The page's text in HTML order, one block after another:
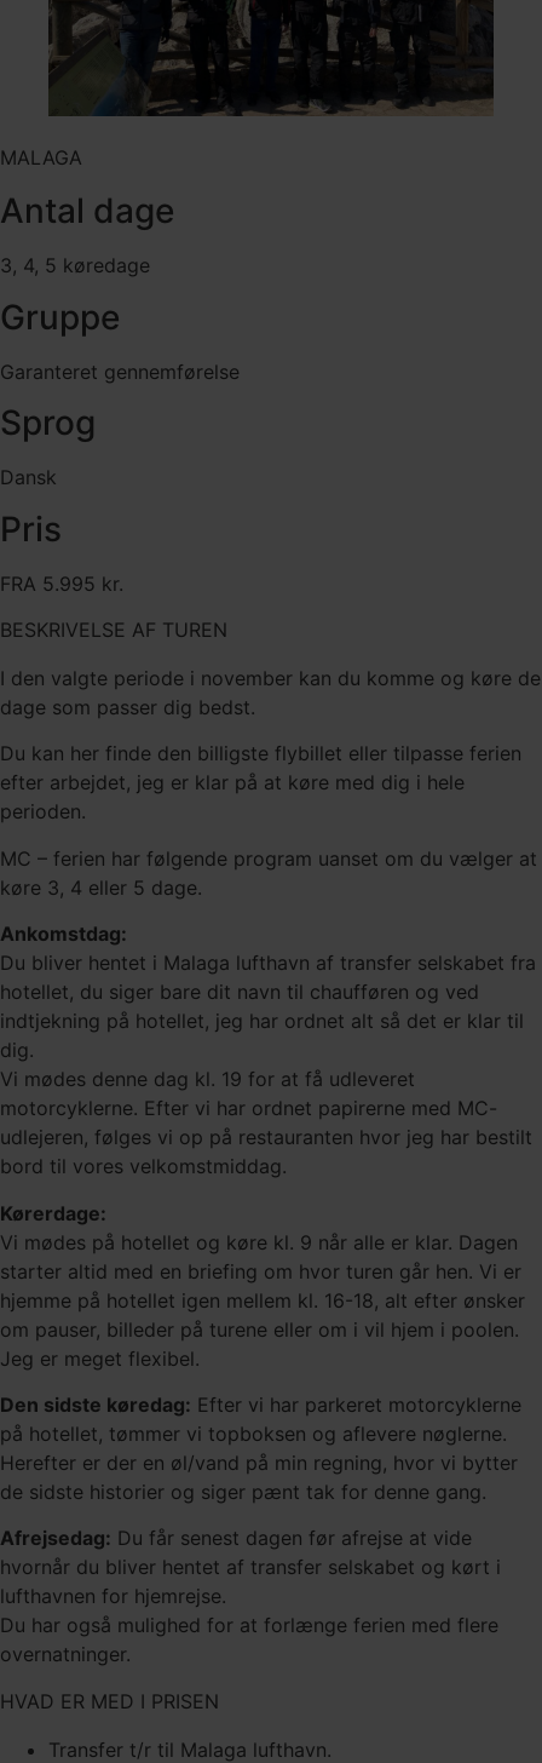
MALAGA
Antal dage
3, 4, 5 køredage
Gruppe
Garanteret gennemførelse
Sprog
Dansk
Pris
FRA 5.995 kr.
BESKRIVELSE AF TUREN
I den valgte periode i november kan du komme og køre de
dage som passer dig bedst.
Du kan her finde den billigste flybillet eller tilpasse ferien
efter arbejdet, jeg er klar på at køre med dig i hele
perioden.
MC – ferien har følgende program uanset om du vælger at
køre 3, 4 eller 5 dage.
Ankomstdag:
Du bliver hentet i Malaga lufthavn af transfer selskabet fra
hotellet, du siger bare dit navn til chaufføren og ved
indtjekning på hotellet, jeg har ordnet alt så det er klar til
dig.
Vi mødes denne dag kl. 19 for at få udleveret
motorcyklerne. Efter vi har ordnet papirerne med MC-
udlejeren, følges vi op på restauranten hvor jeg har bestilt
bord til vores velkomstmiddag.
Kørerdage:
Vi mødes på hotellet og køre kl. 9 når alle er klar. Dagen
starter altid med en briefing om hvor turen går hen. Vi er
hjemme på hotellet igen mellem kl. 16-18, alt efter ønsker
om pauser, billeder på turene eller om i vil hjem i poolen.
Jeg er meget flexibel.
Den sidste køredag: Efter vi har parkeret motorcyklerne
på hotellet, tømmer vi topboksen og aflevere nøglerne.
Herefter er der en øl/vand på min regning, hvor vi bytter
de sidste historier og siger pænt tak for denne gang.
Afrejsedag: Du får senest dagen før afrejse at vide
hvornår du bliver hentet af transfer selskabet og kørt i
lufthavnen for hjemrejse.
Du har også mulighed for at forlænge ferien med flere
overnatninger.
HVAD ER MED I PRISEN
Transfer t/r til Malaga lufthavn.